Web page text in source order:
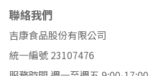
聯絡我們
吉康食品股份有限公司
統一編號 23107476